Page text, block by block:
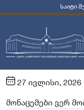
საიტი
27 ივლისი, 2026
მონაცემები ვერ